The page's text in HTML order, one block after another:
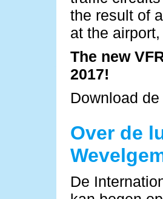
the result of
at the
The new
2017!
Download de
Over de
De